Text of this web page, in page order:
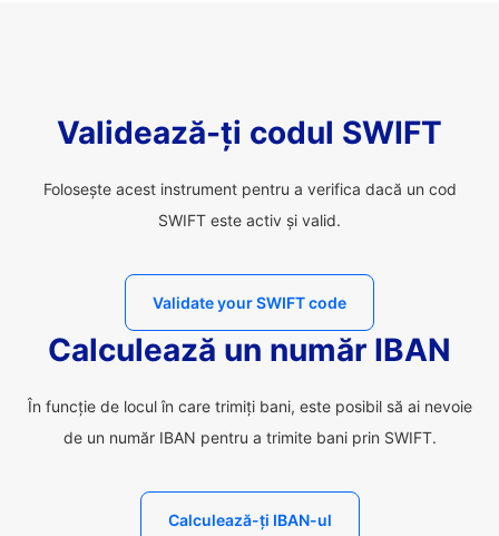
Validează-ți codul SWIFT
Folosește acest instrument pentru a verifica dacă un cod
SWIFT este activ și valid.
Validate your SWIFT code
Calculează un număr IBAN
În funcție de locul în care trimiți bani, este posibil să ai nevoie
de un număr IBAN pentru a trimite bani prin SWIFT.
Calculează-ți IBAN-ul